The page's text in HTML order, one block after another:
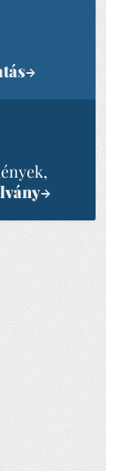
→
→